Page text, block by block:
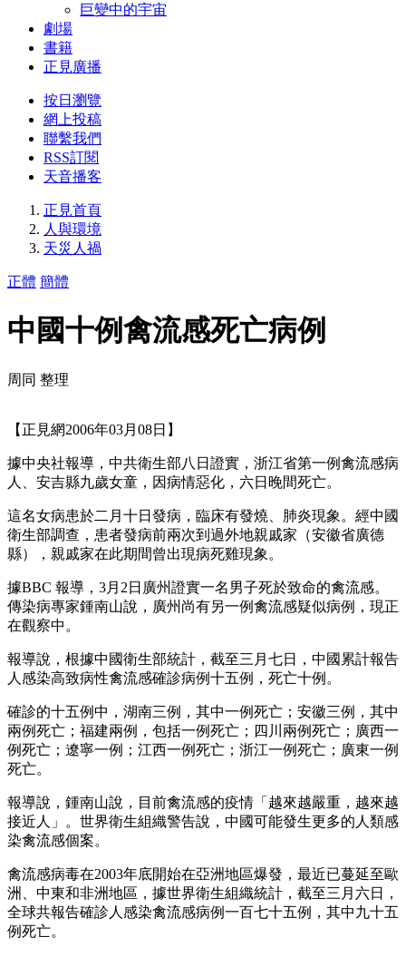
巨變中的宇宙
劇場
書籍
正見廣播
按日瀏覽
網上投稿
聯繫我們
RSS訂閱
天音播客
正見首頁
人與環境
天災人禍
正體 簡體
中國十例禽流感死亡病例
周同 整理
【正見網2006年03月08日】
據中央社報導，中共衛生部八日證實，浙江省第一例禽流感病
人、安吉縣九歲女童，因病情惡化，六日晚間死亡。
這名女病患於二月十日發病，臨床有發燒、肺炎現象。經中國
衛生部調查，患者發病前兩次到過外地親戚家（安徽省廣德
縣），親戚家在此期間曾出現病死雞現象。
據BBC 報導，3月2日廣州證實一名男子死於致命的禽流感。
傳染病專家鍾南山說，廣州尚有另一例禽流感疑似病例，現正
在觀察中。
報導說，根據中國衛生部統計，截至三月七日，中國累計報告
人感染高致病性禽流感確診病例十五例，死亡十例。
確診的十五例中，湖南三例，其中一例死亡；安徽三例，其中
兩例死亡；福建兩例，包括一例死亡；四川兩例死亡；廣西一
例死亡；遼寧一例；江西一例死亡；浙江一例死亡；廣東一例
死亡。
報導說，鍾南山說，目前禽流感的疫情「越來越嚴重，越來越
接近人」。世界衛生組織警告說，中國可能發生更多的人類感
染禽流感個案。
禽流感病毒在2003年底開始在亞洲地區爆發，最近已蔓延至歐
洲、中東和非洲地區，據世界衛生組織統計，截至三月六日，
全球共報告確診人感染禽流感病例一百七十五例，其中九十五
例死亡。